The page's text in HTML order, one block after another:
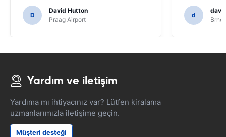
D
David Hutton
Praag Airport
gitmeye
ve kolay,
şirketi
gezgin)
d
Brno
Yardım ve iletişim
Yardıma mı ihtiyacınız var? Lütfen kiralama
uzmanlarımızla iletişime geçin.
Müşteri desteği